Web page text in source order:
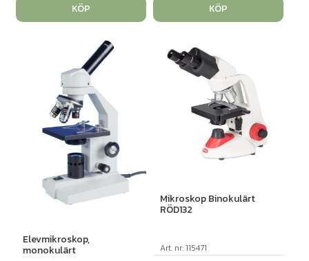
KÖP KÖP
Elevmikroskop,
monokulärt
Mikroskop Binokulärt
RÖD132
Art. nr: 115471